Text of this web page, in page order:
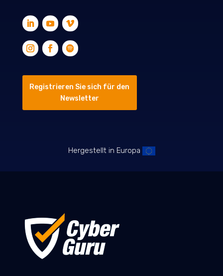
Registrieren Sie sich für den
Newsletter
Hergestellt in Europa